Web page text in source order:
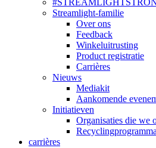
Streamlight-familie
Over ons
Feedback
Winkeluitrusting
Product registratie
Carrières
Nieuws
Mediakit
Aankomende
Initiatieven
Organisaties die we
Recyclingprogramma
carrières